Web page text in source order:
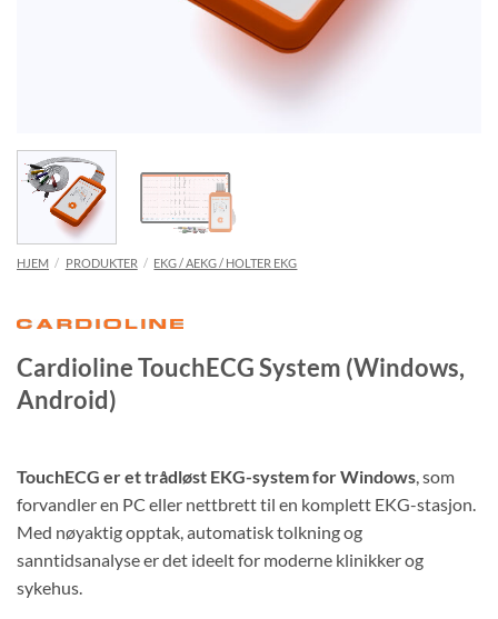
HJEM / PRODUKTER / EKG / AEKG / HOLTER EKG
Cardioline TouchECG System (Windows,
Android)
TouchECG er et trådløst EKG-system for Windows, som
forvandler en PC eller nettbrett til en komplett EKG-stasjon.
Med nøyaktig opptak, automatisk tolkning og
sanntidsanalyse er det ideelt for moderne klinikker og
sykehus.